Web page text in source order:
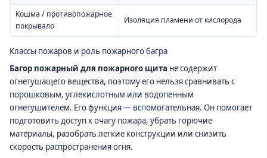
Кошма / противопожарное
покрывало
Изоляция пламени от кислорода
Классы пожаров и роль пожарного багра
Багор пожарный для пожарного щита не содержит
огнетушащего вещества, поэтому его нельзя сравнивать с
порошковым, углекислотным или водопенным
огнетушителем. Его функция — вспомогательная. Он помогает
подготовить доступ к очагу пожара, убрать горючие
материалы, разобрать легкие конструкции или снизить
скорость распространения огня.